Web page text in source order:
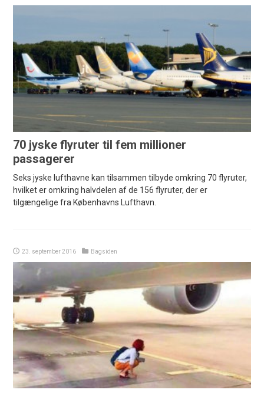
70 jyske flyruter til fem millioner
passagerer
Seks jyske lufthavne kan tilsammen tilbyde omkring 70 flyruter,
hvilket er omkring halvdelen af de 156 flyruter, der er
tilgængelige fra Københavns Lufthavn.
23. september 2016 Bagsiden